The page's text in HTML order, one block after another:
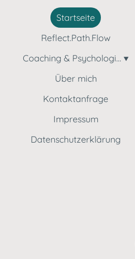
Startseite
Reflect.Path.Flow
Coaching & Psychologische Beratung
Über mich
Kontaktanfrage
Impressum
Datenschutzerklärung